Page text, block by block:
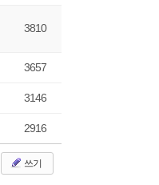
3810
3657
3146
2916
쓰기